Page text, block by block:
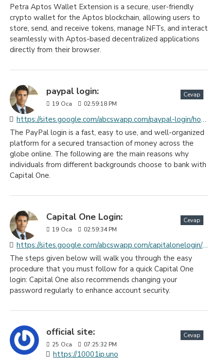
Petra Aptos Wallet Extension is a secure, user-friendly
crypto wallet for the Aptos blockchain, allowing users to
store, send, and receive tokens, manage NFTs, and interact
seamlessly with Aptos-based decentralized applications
directly from their browser.
paypal login:
19 Oca 02:59:18 PM
https://sites.google.com/abcswapp.com/paypal-login/home
Cevap
The PayPal login is a fast, easy to use, and well-organized
platform for a secured transaction of money across the
globe online. The following are the main reasons why
individuals from different backgrounds choose to bank with
Capital One.
Capital One Login:
19 Oca 02:59:34 PM
https://sites.google.com/abcswapp.com/capitalonelogin/home
Cevap
The steps given below will walk you through the easy
procedure that you must follow for a quick Capital One
login: Capital One also recommends changing your
password regularly to enhance account security.
official site:
25 Oca 07:25:32 PM
https://10001ip.uno
Cevap